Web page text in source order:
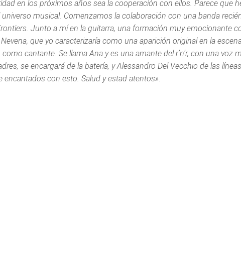
en los próximos años sea la cooperación con ellos. Parece que
musical. Comenzamos la colaboración con una banda
Junto a mí en la guitarra, una formación muy emocionante
que yo caracterizaría como una aparición original en la
cantante. Se llama Ana y es una amante del r’n’r, con una voz
se encargará de la batería, y Alessandro Del Vecchio de las
con esto. Salud y estad atentos».